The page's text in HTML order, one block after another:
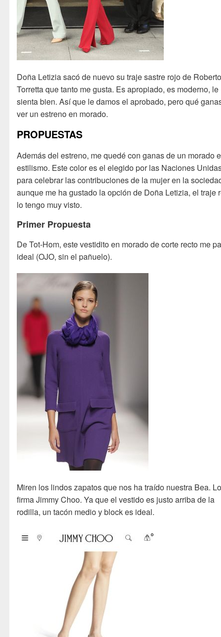
Doña Letizia sacó de nuevo su traje sastre rojo de
Torretta que tanto me gusta. Es apropiado, es moderno, le
sienta bien. Así que le damos el aprobado, pero qué
ver un estreno en morado.
PROPUESTAS
Además del estreno, me quedé con ganas de un morado
estilismo. Este color es el elegido por las Naciones
para celebrar las contribuciones de la mujer en la
aunque me ha gustado la opción de Doña Letizia, el traje
lo tengo muy visto.
Primer Propuesta
De Tot-Hom, este vestidito en morado de corte recto me
ideal (OJO, sin el pañuelo).
Miren los lindos zapatos que nos ha traído nuestra Bea.
firma Jimmy Choo. Ya que el vestido es justo arriba de la
rodilla, un tacón medio y block es ideal.